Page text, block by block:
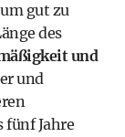
gut zu
des
und
und
fünf Jahre